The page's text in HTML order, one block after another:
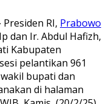
Presiden RI, Prabowo
dan Ir. Abdul Hafizh,
Kabupaten
pelantikan 961
bupati dan
di halaman